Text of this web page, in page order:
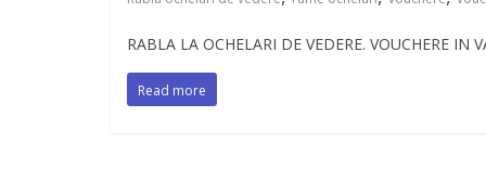
RABLA LA OCHELARI DE VEDERE. VOUCHERE
Read more